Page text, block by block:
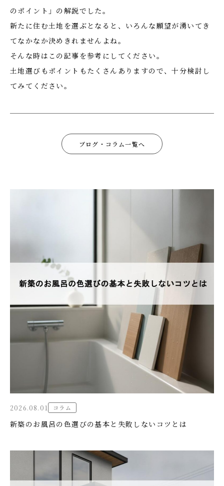
のポイント」の解説でした。
新たに住む土地を選ぶとなると、いろんな願望が湧いてき
てなかなか決めきれませんよね。
そんな時はこの記事を参考にしてください。
土地選びもポイントもたくさんありますので、十分検討し
てみてください。
ブログ・コラム一覧へ
2026.08.01 コラム
新築のお風呂の色選びの基本と失敗しないコツとは